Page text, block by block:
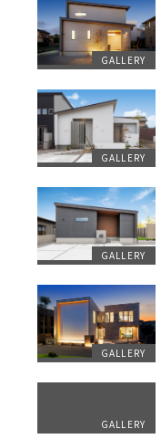
GALLERY
GALLERY
GALLERY
GALLERY
GALLERY